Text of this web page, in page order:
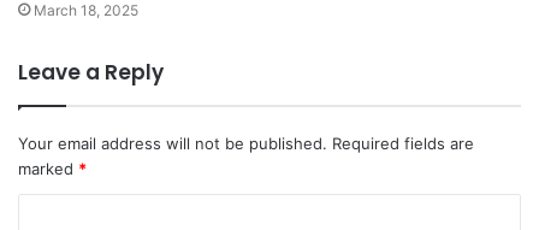
March 18, 2025
Leave a Reply
Your email address will not be published. Required fields are
marked *